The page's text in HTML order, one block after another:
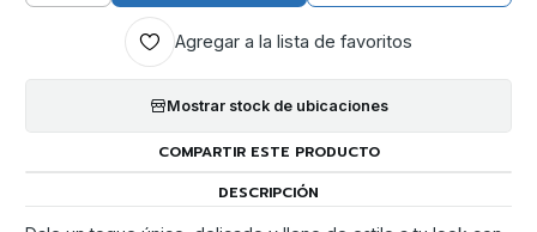
Agregar a la lista de favoritos
Mostrar stock de ubicaciones
COMPARTIR ESTE PRODUCTO
DESCRIPCIÓN